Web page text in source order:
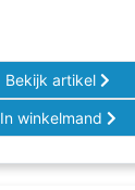
Bekijk artikel
In winkelmand